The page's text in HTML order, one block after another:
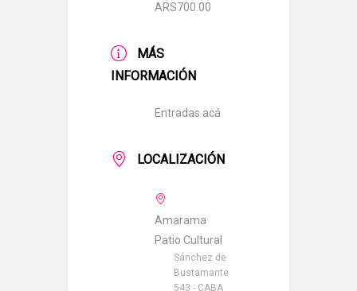
ARS700.00
MÁS
INFORMACIÓN
Entradas acá
LOCALIZACIÓN
Amarama
Patio Cultural
Sánchez de
Bustamante
543 - CABA